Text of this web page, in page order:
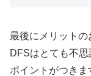
最後にメリットの
DFSはとても不
ポイントがつき